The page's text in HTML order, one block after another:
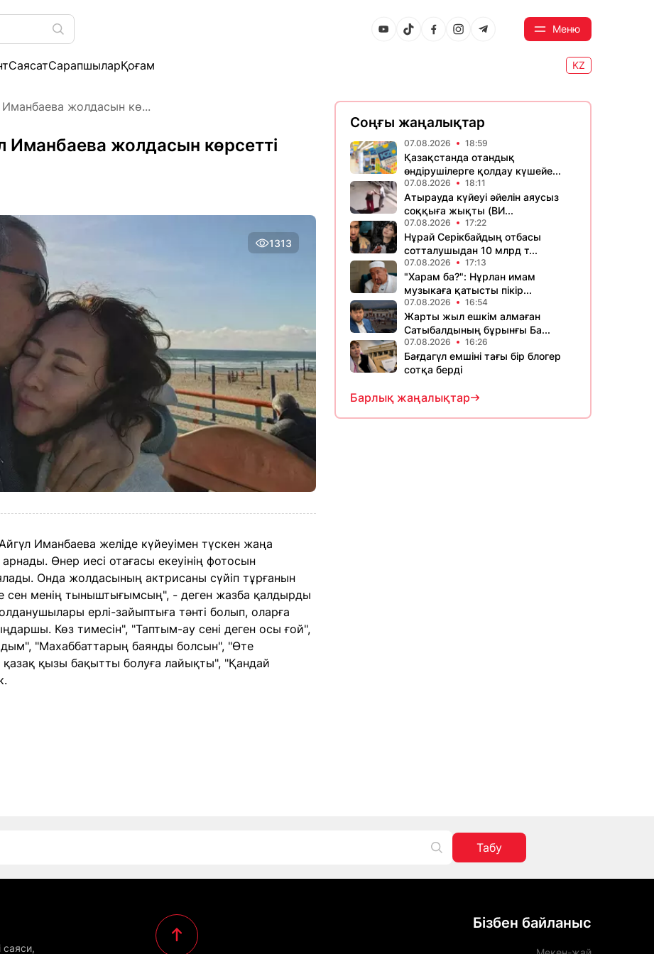
Меню
СаясатСарапшыларҚоғам KZ
жолдасын кө...
жолдасын көрсетті
1313
Иманбаева желіде күйеуімен түскен жаңа
Өнер иесі отағасы екеуінің фотосын
Онда жолдасының актрисаны сүйіп тұрғанын
сен менің тыныштығымсың", - деген жазба қалдырды
ерлі-зайыптыға тәнті болып, оларға
Көз тимесін", "Таптым-ау сені деген осы ғой",
"Махаббаттарың баянды болсын", "Өте
қызы бақытты болуға лайықты", "Қандай
Соңғы жаңалықтар
07.08.2026 18:59
Қазақстанда отандық
өндірушілерге қолдау күшейе...
07.08.2026 18:11
Атырауда күйеуі әйелін аяусыз
соққыға жықты (ВИ...
07.08.2026 17:22
Нұрай Серікбайдың отбасы
сотталушыдан 10 млрд т...
07.08.2026 17:13
"Харам ба?": Нұрлан имам
музыкаға қатысты пікір...
07.08.2026 16:54
Жарты жыл ешкім алмаған
Сатыбалдының бұрынғы Ба...
07.08.2026 16:26
Бағдагүл емшіні тағы бір блогер
сотқа берді
Барлық жаңалықтар
Табу
саяси,
Бізбен байланыс